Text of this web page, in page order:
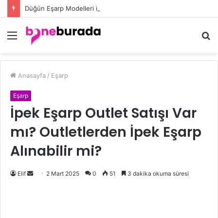
Düğün Eşarp Modelleri ile Göz Kamaştıran Şıklığın Sırları
Menü
Anasayfa / Eşarp
Eşarp
İpek Eşarp Outlet Satışı Var
mı? Outletlerden İpek Eşarp
Alınabilir mi?
Elif 2 Mart 2025 0 51 3 dakika okuma süresi